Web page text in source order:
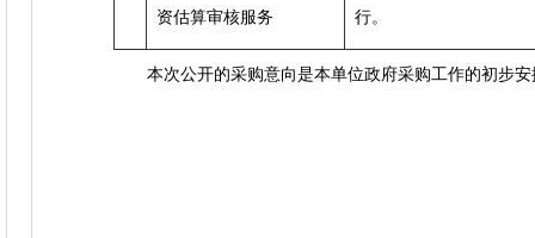
资估算审核服务
行。
本次公开的采购意向是本单位政府采购工作的初步安